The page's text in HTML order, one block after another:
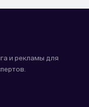
и рекламы для